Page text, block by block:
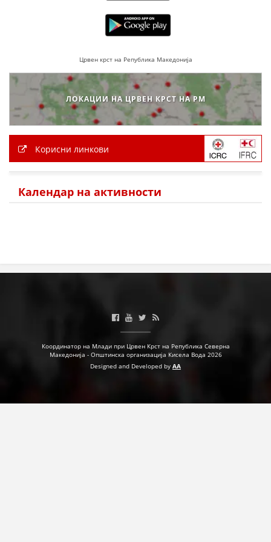
ПРИРАЧНИЦИ
СТРАТЕГИИ
ЕДУКАТИВНО ИНФОРМАТИВНИ МАТЕРИЈАЛИ
ПРЕЗЕНТАЦИИ
Црвен крст на Република Македонија
ЛОКАЦИИ НА ЦРВЕН КРСТ НА РМ
Корисни линкови
Календар на активности
Координатор на Млади при Црвен Крст на Република Северна
Македонија - Општинска организација Кисела Вода 2026
Designed and Developed by AA